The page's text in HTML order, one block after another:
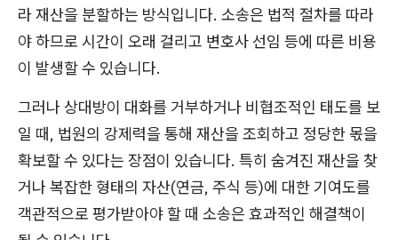
라 재산을 분할하는 방식입니다. 소송은 법적 절차를 따라
야 하므로 시간이 오래 걸리고 변호사 선임 등에 따른 비용
이 발생할 수 있습니다.
그러나 상대방이 대화를 거부하거나 비협조적인 태도를 보
일 때, 법원의 강제력을 통해 재산을 조회하고 정당한 몫을
확보할 수 있다는 장점이 있습니다. 특히 숨겨진 재산을 찾
거나 복잡한 형태의 자산(연금, 주식 등)에 대한 기여도를
객관적으로 평가받아야 할 때 소송은 효과적인 해결책이